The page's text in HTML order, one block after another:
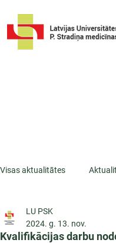
Visas aktualitātes
ESF projekti
Kvalifikācijas darbu
LU PSK
2024. g. 13. nov.